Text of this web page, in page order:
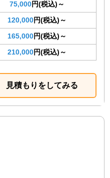
75,000円(税込)～
120,000円(税込)～
165,000円(税込)～
210,000円(税込)～
見積もりをしてみる